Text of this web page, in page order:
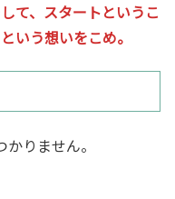
て、スタートというこ
いう想いをこめ。
りません。